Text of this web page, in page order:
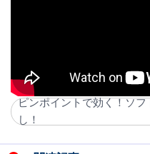
ピンポイントで効く！ソ
し！